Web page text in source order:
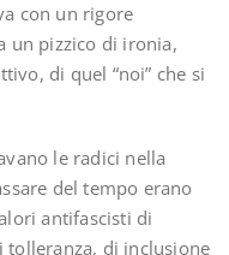
con un rigore
un pizzico di ironia,
di quel “noi” che si
le radici nella
del tempo erano
antifascisti di
di inclusione